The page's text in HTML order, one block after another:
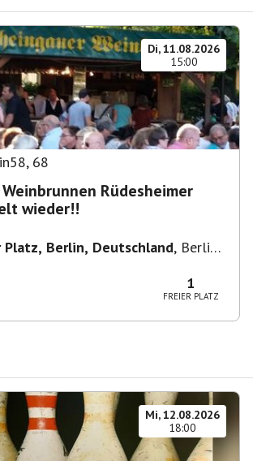
Di, 11.08.2026
15:00
, 68
Rüdesheimer
wieder!!
Platz, Berlin, Deutschland, Berlin-
1
FREIER PLATZ
Mi, 12.08.2026
18:00